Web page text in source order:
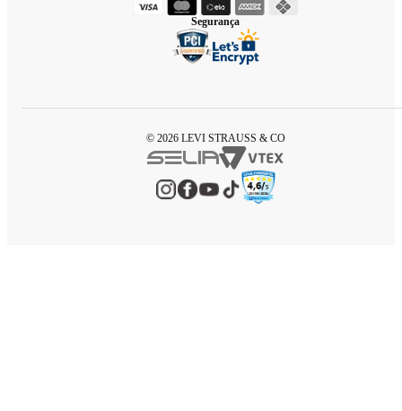
Segurança
© 2026 LEVI STRAUSS & CO